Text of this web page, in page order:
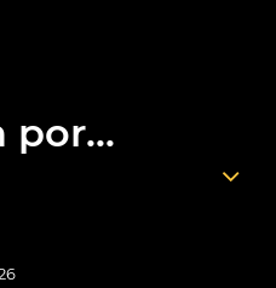
por...